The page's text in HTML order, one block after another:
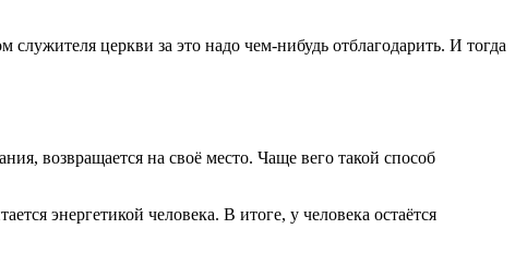
церкви за это надо чем-нибудь отблагодарить. И тогда
возвращается на своё место. Чаще вего такой способ
энергетикой человека. В итоге, у человека остаётся